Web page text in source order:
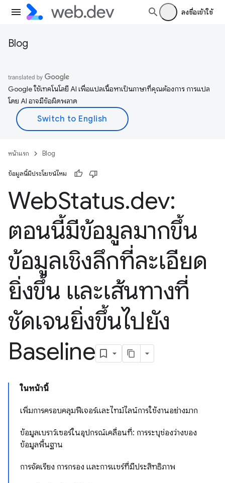
ลงชื่อเข้าใช้
Blog
Google ใช้เทคโนโลยี AI เพื่อแปลเนื้อหาเป็นภาษาที่คุณต้องการ การแปล
โดย AI อาจมีข้อผิดพลาด
หน้าแรก Blog
ข้อมูลนี้มีประโยชน์ไหม
WebStatus.dev:
ตอนนี้มีข้อมูลมากขึ้น
ข้อมูลเชิงลึกที่ละเอียด
ยิ่งขึ้น และเส้นทางที่
ชัดเจนยิ่งขึ้นไปยัง
Baseline
ในหน้านี้
เพิ่มการครอบคลุมฟีเจอร์และไทม์ไลน์การใช้งานอย่างมาก
ข้อมูลเบราว์เซอร์ในอุปกรณ์เคลื่อนที่: การระบุช่องว่างของ
ข้อมูลพื้นฐาน
การจัดเรียง การกรอง และการแชร์ที่มีประสิทธิภาพ